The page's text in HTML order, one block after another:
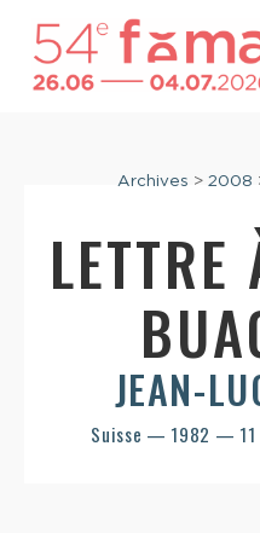
Archives > 2008
LETTRE
JEAN-
Suisse — 1982 —